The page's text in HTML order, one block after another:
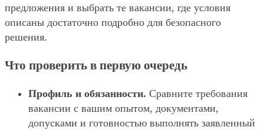
предложения и выбрать те вакансии, где условия
описаны достаточно подробно для безопасного
решения.
Что проверить в первую очередь
Профиль и обязанности. Сравните требования
вакансии с вашим опытом, документами,
допусками и готовностью выполнять заявленный